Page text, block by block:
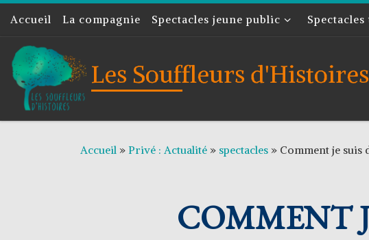
Skip to content
Accueil La compagnie Spectacles jeune public
Les Souffleurs d'Histoires
Accueil » Privé : Actualité » spectacles » Comment je suis
COMMENT